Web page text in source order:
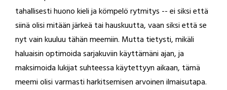
tahallisesti huono kieli ja kömpelö rytmitys -- ei siksi että
siinä olisi mitään järkeä tai hauskuutta, vaan siksi että se
nyt vain kuuluu tähän meemiin. Mutta tietysti, mikäli
haluaisin optimoida sarjakuviin käyttämäni ajan, ja
maksimoida lukijat suhteessa käytettyyn aikaan, tämä
meemi olisi varmasti harkitsemisen arvoinen ilmaisutapa.